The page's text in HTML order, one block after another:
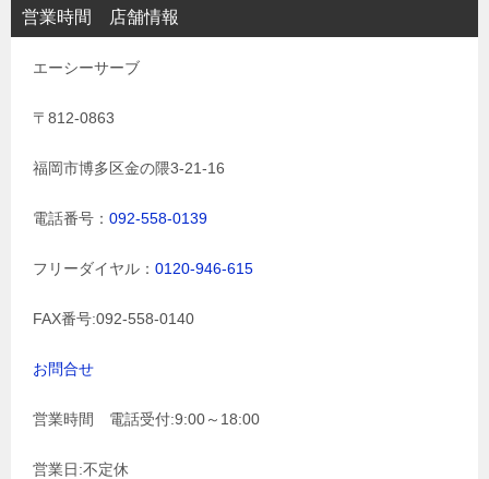
営業時間 店舗情報
エーシーサーブ
〒812-0863
福岡市博多区金の隈3-21-16
電話番号： 092-558-0139
フリーダイヤル： 0120-946-615
FAX番号:092-558-0140
お問合せ
営業時間 電話受付:9:00～18:00
営業日:不定休